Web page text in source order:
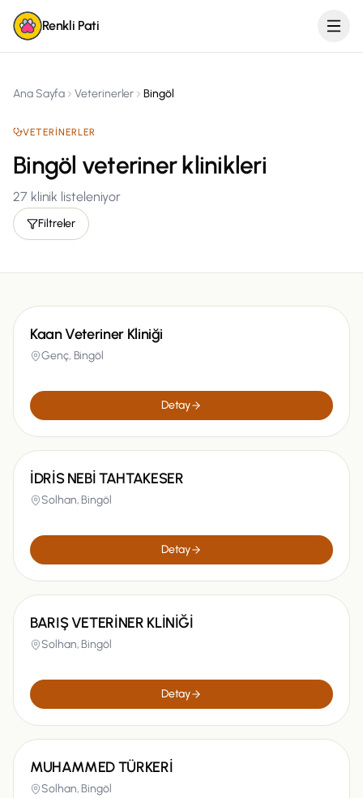
Renkli Pati
Ana Sayfa Veterinerler Bingöl
VETERINERLER
Bingöl veteriner klinikleri
27klinik listeleniyor
Filtreler
Kaan Veteriner Kliniği
Genç, Bingöl
Detay
İDRİS NEBİ TAHTAKESER
Solhan, Bingöl
Detay
BARIŞ VETERİNER KLİNİĞİ
Solhan, Bingöl
Detay
MUHAMMED TÜRKERİ
Solhan, Bingöl